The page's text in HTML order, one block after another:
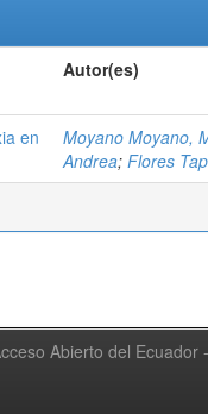
Autor(es)
en
Moyano Moyano,
Andrea; Flores
Abierto del Ecuador